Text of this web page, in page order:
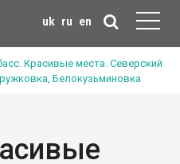
uk ru en
Красивые места. Северский
Белокузьминовка